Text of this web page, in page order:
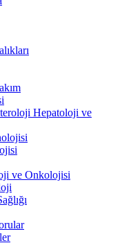
Hepatoloji ve
ve Onkolojisi